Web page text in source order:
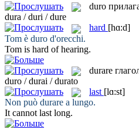
duro
dura / duri / dure
hard [hɑ:d]
Tom è duro d'orecchi.
Tom is hard of hearing.
durare
duro / durai / durato
last [lɑ:st]
Non può durare a lungo.
It cannot last long.